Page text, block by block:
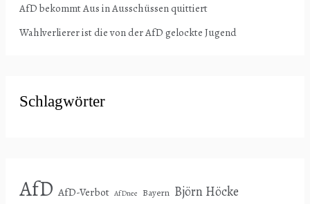
AfD bekommt Aus in Ausschüssen quittiert
Wahlverlierer ist die von der AfD gelockte Jugend
Schlagwörter
AfD AfD-Verbot AfDnee Bayern Björn Höcke